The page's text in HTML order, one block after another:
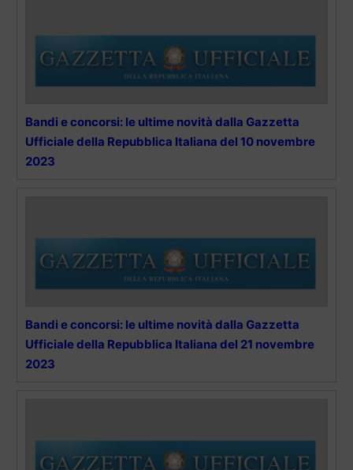
Bandi e concorsi: le ultime novità dalla Gazzetta
Ufficiale della Repubblica Italiana del 10 novembre
2023
Bandi e concorsi: le ultime novità dalla Gazzetta
Ufficiale della Repubblica Italiana del 21 novembre
2023